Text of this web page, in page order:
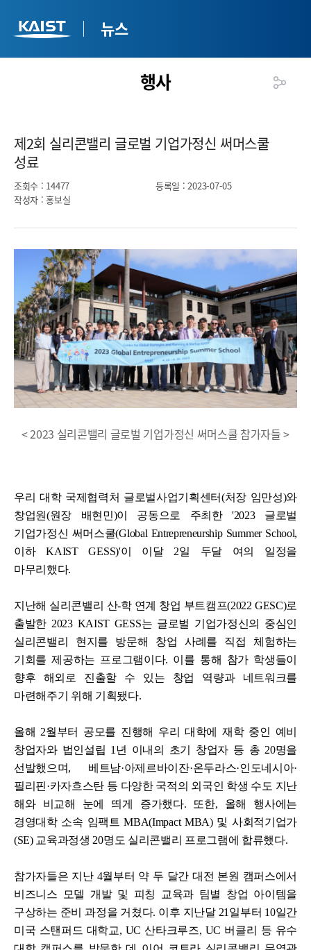
뉴스
행사
제2회 실리콘밸리 글로벌 기업가정신 써머스쿨
성료​
조회수 : 14477 등록일 : 2023-07-05
작성자 : 홍보실
< 2023 실리콘밸리 글로벌 기업가정신 써머스쿨 참가자들 >
우리 대학 국제협력처 글로벌사업기획센터(처장 임만성)와
창업원(원장 배현민)이 공동으로 주최한 '2023 글로벌
기업가정신 써머스쿨(Global Entrepreneurship Summer School,
이하 KAIST GESS)'이 이달 2일 두달 여의 일정을
마무리했다.
지난해 실리콘밸리 산-학 연계 창업 부트캠프(2022 GESC)로
출발한 2023 KAIST GESS는 글로벌 기업가정신의 중심인
실리콘밸리 현지를 방문해 창업 사례를 직접 체험하는
기회를 제공하는 프로그램이다. 이를 통해 참가 학생들이
향후 해외로 진출할 수 있는 창업 역량과 네트워크를
마련해주기 위해 기획됐다.
올해 2월부터 공모를 진행해 우리 대학에 재학 중인 예비
창업자와 법인설립 1년 이내의 초기 창업자 등 총 20명을
선발했으며, 베트남·아제르바이잔·온두라스·인도네시아·
필리핀·카자흐스탄 등 다양한 국적의 외국인 학생 수도 지난
해와 비교해 눈에 띄게 증가했다. 또한, 올해 행사에는
경영대학 소속 임팩트 MBA(Impact MBA) 및 사회적기업가
(SE) 교육과정생 20명도 실리콘밸리 프로그램에 합류했다.
참가자들은 지난 4월부터 약 두 달간 대전 본원 캠퍼스에서
비즈니스 모델 개발 및 피칭 교육과 팀별 창업 아이템을
구상하는 준비 과정을 거쳤다. 이후 지난달 21일부터 10일간
미국 스탠퍼드 대학교, UC 산타크루즈, UC 버클리 등 유수